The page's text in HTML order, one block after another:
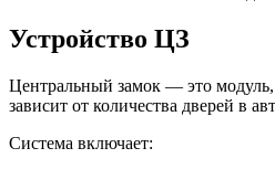
Устройство ЦЗ
Центральный замок — это модуль,
зависит от количества дверей в
Система включает: